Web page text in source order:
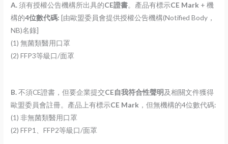
A. 須有授權公告機構所出具的CE證書。產品有標示CE Mark + 機
構的4位數代碼: [由歐盟委員會提供授權公告機構(Notified Body，
NB)名錄]
(1) 無菌類醫用口罩
(2) FFP3等級口/面罩
B.不須CE證書，但要企業提交CE自我符合性聲明及相關文件獲得
歐盟委員會註冊。產品上有標示CE Mark ，但無機構的4位數代碼:
(1) 非無菌類醫用口罩
(2) FFP1、FFP2等級口/面罩